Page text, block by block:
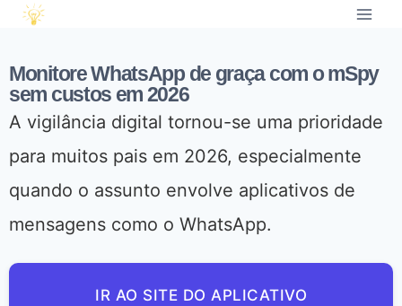
Monitore WhatsApp de graça com o mSpy
sem custos em 2026
A vigilância digital tornou-se uma prioridade
para muitos pais em 2026, especialmente
quando o assunto envolve aplicativos de
mensagens como o WhatsApp.
IR AO SITE DO APLICATIVO